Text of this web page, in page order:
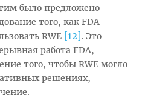
было предложено
того, как FDA
RWE [12]. Это
работа FDA,
того, чтобы RWE могло
решениях,